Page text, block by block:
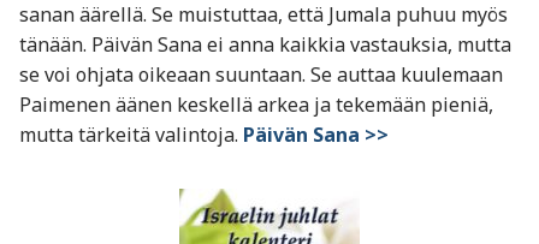
sanan äärellä. Se muistuttaa, että Jumala puhuu myös
tänään. Päivän Sana ei anna kaikkia vastauksia, mutta
se voi ohjata oikeaan suuntaan. Se auttaa kuulemaan
Paimenen äänen keskellä arkea ja tekemään pieniä,
mutta tärkeitä valintoja. Päivän Sana >>